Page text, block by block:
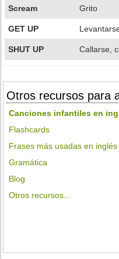
Scream Grito
GET UP
SHUT UP Callarse,
Otros recursos para
Canciones infantiles en
Flashcards
Frases más usadas en inglés
Gramática
Blog
Otros recursos...